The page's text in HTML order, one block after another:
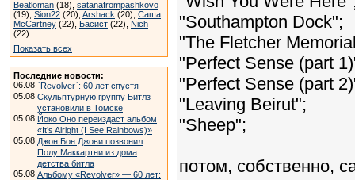
Beatloman (18), satanafrompashkovo
(19), Sion22 (20), Arshack (20), Саша
McCartney (22), Басист (22), Nich
(22)
Показать всех
Последние новости:
06.08 `Revolver`: 60 лет спустя
05.08 Скульптурную группу Битлз
установили в Томске
05.08 Йоко Оно переиздаст альбом
«It’s Alright (I See Rainbows)»
05.08 Джон Бон Джови позвонил
Полу Маккартни из дома
детства битла
05.08 Альбому «Revolver» — 60 лет:
"Southampton Dock";
"The Fletcher
"Perfect Sense (part
"Perfect Sense (part
"Leaving Beirut";
"Sheep";
потом, собственно,